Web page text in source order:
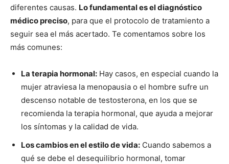
diferentes causas. Lo fundamental es el diagnóstico
médico preciso, para que el protocolo de tratamiento a
seguir sea el más acertado. Te comentamos sobre los
más comunes:
La terapia hormonal: Hay casos, en especial cuando la
mujer atraviesa la menopausia o el hombre sufre un
descenso notable de testosterona, en los que se
recomienda la terapia hormonal, que ayuda a mejorar
los síntomas y la calidad de vida.
Los cambios en el estilo de vida: Cuando sabemos a
qué se debe el desequilibrio hormonal, tomar